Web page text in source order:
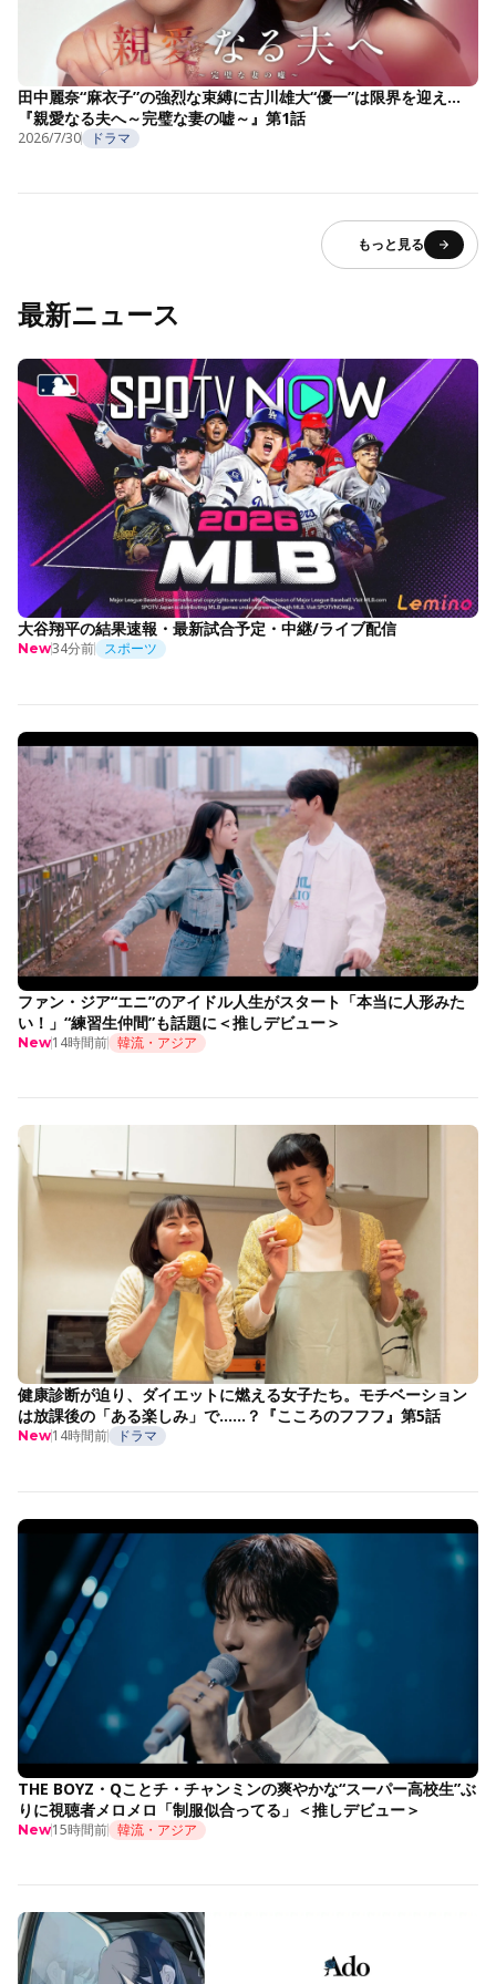
田中麗奈“麻衣子”の強烈な束縛に古川雄大“優一”は限界を迎え…
『親愛なる夫へ～完璧な妻の嘘～』第1話
2026/7/30 ドラマ
もっと見る
最新ニュース
大谷翔平の結果速報・最新試合予定・中継/ライブ配信
New34分前 スポーツ
ファン・ジア“エニ”のアイドル人生がスタート「本当に人形みた
い！」“練習生仲間”も話題に＜推しデビュー＞
New14時間前 韓流・アジア
健康診断が迫り、ダイエットに燃える女子たち。モチベーション
は放課後の「ある楽しみ」で……？『こころのフフフ』第5話
New14時間前 ドラマ
THE BOYZ・Qことチ・チャンミンの爽やかな“スーパー高校生”ぶ
りに視聴者メロメロ「制服似合ってる」＜推しデビュー＞
New15時間前 韓流・アジア